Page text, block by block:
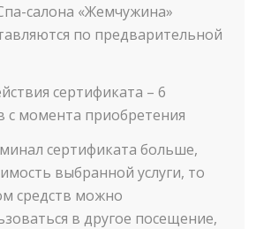
салона «Жемчужина»
по предварительной
сертификата – 6
с момента приобретения
сертификата больше,
выбранной услуги, то
средств можно
в другое посещение,